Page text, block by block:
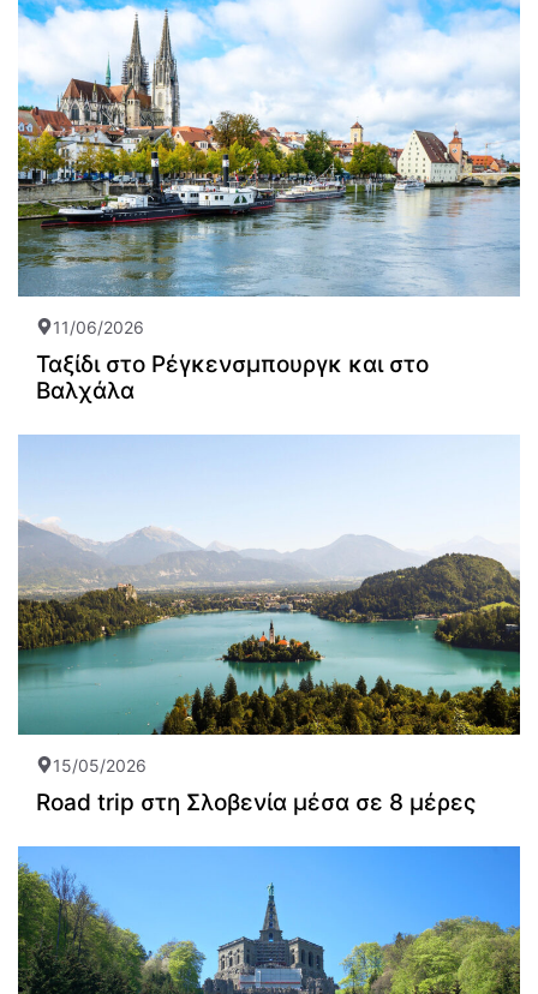
11/06/2026
Ταξίδι στο Ρέγκενσμπουργκ και στο
Βαλχάλα
15/05/2026
Road trip στη Σλοβενία μέσα σε 8 μέρες